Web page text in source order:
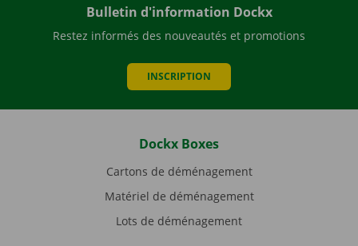
Bulletin d'information Dockx
Restez informés des nouveautés et promotions
INSCRIPTION
Dockx Boxes
Cartons de déménagement
Matériel de déménagement
Lots de déménagement